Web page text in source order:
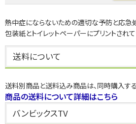
熱中症にならないための適切な予防と応急
包装紙とトイレットペーパーにプリントされて
送料について
送料別商品と送料込み商品は、同時購入する
商品の送料について詳細はこちら
バンビックスTV